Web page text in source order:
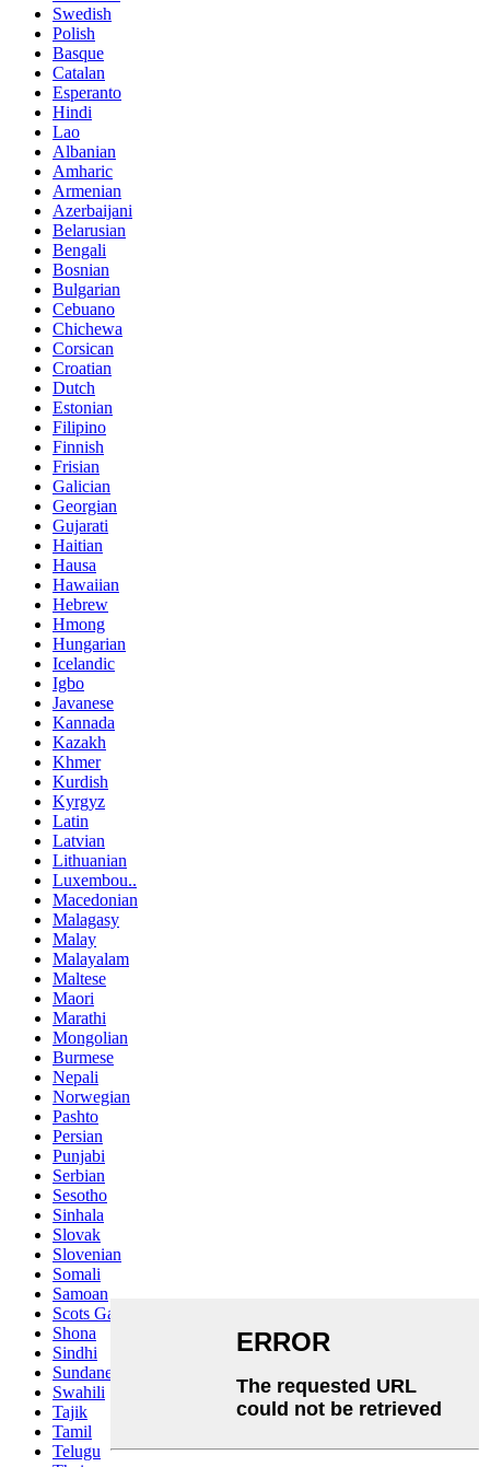
Swedish
Polish
Basque
Catalan
Esperanto
Hindi
Lao
Albanian
Amharic
Armenian
Azerbaijani
Belarusian
Bengali
Bosnian
Bulgarian
Cebuano
Chichewa
Corsican
Croatian
Dutch
Estonian
Filipino
Finnish
Frisian
Galician
Georgian
Gujarati
Haitian
Hausa
Hawaiian
Hebrew
Hmong
Hungarian
Icelandic
Igbo
Javanese
Kannada
Kazakh
Khmer
Kurdish
Kyrgyz
Latin
Latvian
Lithuanian
Luxembou..
Macedonian
Malagasy
Malay
Malayalam
Maltese
Maori
Marathi
Mongolian
Burmese
Nepali
Norwegian
Pashto
Persian
Punjabi
Serbian
Sesotho
Sinhala
Slovak
Slovenian
Somali
Samoan
Scots Gaelic
Shona
Sindhi
Sundanese
Swahili
Tajik
Tamil
Telugu